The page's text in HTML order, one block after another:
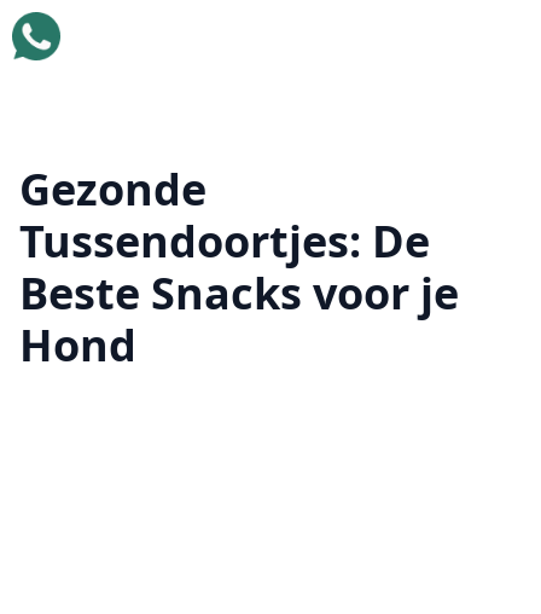
Gezonde
Tussendoortjes: De
Beste Snacks voor je
Hond